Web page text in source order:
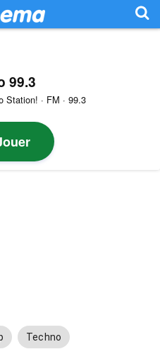
99.3
Station! · FM · 99.3
Techno